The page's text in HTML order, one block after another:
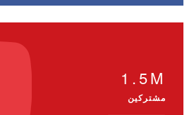
1.5M
مشتركين